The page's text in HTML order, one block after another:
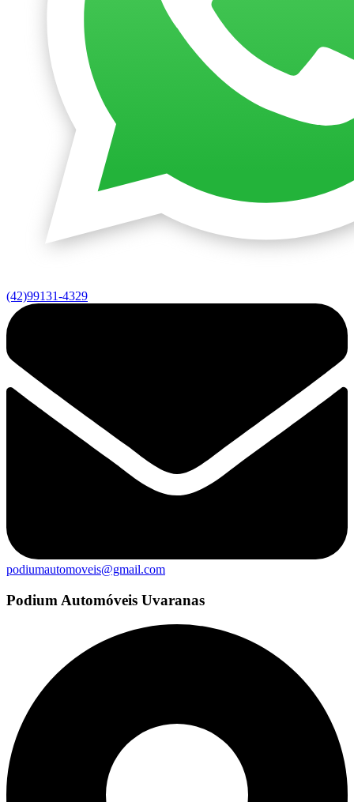
(42)99131-4329
podiumautomoveis@gmail.com
Podium Automóveis Uvaranas